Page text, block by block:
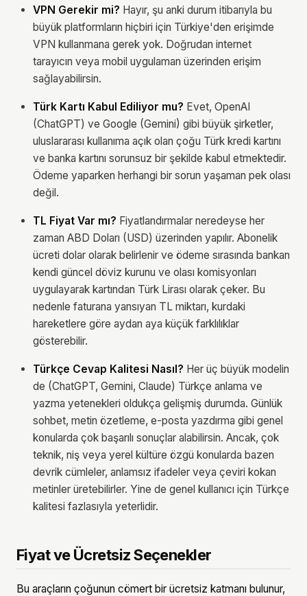
VPN Gerekir mi? Hayır, şu anki durum itibarıyla bu
büyük platformların hiçbiri için Türkiye'den erişimde
VPN kullanmana gerek yok. Doğrudan internet
tarayıcın veya mobil uygulaman üzerinden erişim
sağlayabilirsin.
Türk Kartı Kabul Ediliyor mu? Evet, OpenAI
(ChatGPT) ve Google (Gemini) gibi büyük şirketler,
uluslararası kullanıma açık olan çoğu Türk kredi kartını
ve banka kartını sorunsuz bir şekilde kabul etmektedir.
Ödeme yaparken herhangi bir sorun yaşaman pek olası
değil.
TL Fiyat Var mı? Fiyatlandırmalar neredeyse her
zaman ABD Doları (USD) üzerinden yapılır. Abonelik
ücreti dolar olarak belirlenir ve ödeme sırasında bankan
kendi güncel döviz kurunu ve olası komisyonları
uygulayarak kartından Türk Lirası olarak çeker. Bu
nedenle faturana yansıyan TL miktarı, kurdaki
hareketlere göre aydan aya küçük farklılıklar
gösterebilir.
Türkçe Cevap Kalitesi Nasıl? Her üç büyük modelin
de (ChatGPT, Gemini, Claude) Türkçe anlama ve
yazma yetenekleri oldukça gelişmiş durumda. Günlük
sohbet, metin özetleme, e-posta yazdırma gibi genel
konularda çok başarılı sonuçlar alabilirsin. Ancak, çok
teknik, niş veya yerel kültüre özgü konularda bazen
devrik cümleler, anlamsız ifadeler veya çeviri kokan
metinler üretebilirler. Yine de genel kullanıcı için Türkçe
kalitesi fazlasıyla yeterlidir.
Fiyat ve Ücretsiz Seçenekler
Bu araçların çoğunun cömert bir ücretsiz katmanı bulunur,